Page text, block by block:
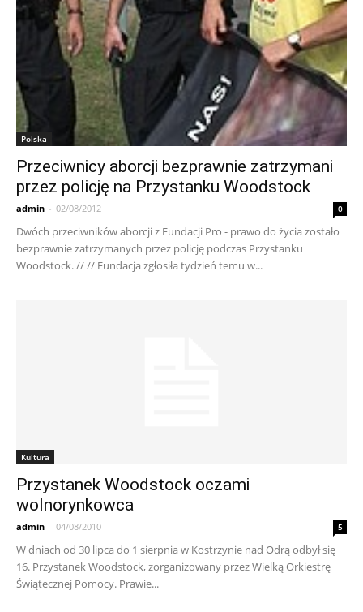
Polska
Przeciwnicy aborcji bezprawnie zatrzymani
przez policję na Przystanku Woodstock
admin - 02/08/2012 0
Dwóch przeciwników aborcji z Fundacji Pro - prawo do życia zostało
bezprawnie zatrzymanych przez policję podczas Przystanku
Woodstock. // // Fundacja zgłosiła tydzień temu w...
Kultura
Przystanek Woodstock oczami
wolnorynkowca
admin - 04/08/2010 5
W dniach od 30 lipca do 1 sierpnia w Kostrzynie nad Odrą odbył się
16. Przystanek Woodstock, zorganizowany przez Wielką Orkiestrę
Świątecznej Pomocy. Prawie...